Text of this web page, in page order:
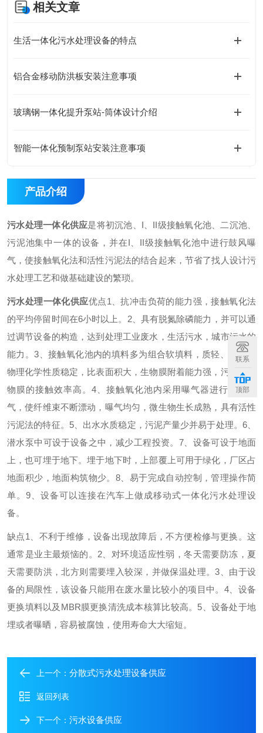
相关文章
生活一体化污水处理设备的特点
铝合金移动防洪板安装注意事项
玻璃钢一体化提升泵站-筒体设计介绍
智能一体化预制泵站安装注意事项
产品介绍
污水处理一体化供应是将初沉池、I、II级接触氧化池、二沉池、
污泥池集中一体的设备，并在I、II级接触氧化池中进行鼓风曝
气，使接触氧化法和活性污泥法的结合起来，节省了找人设计污
水处理工艺和做基础建设的繁琐。
污水处理一体化供应优点1、抗冲击负荷的能力强，接触氧化法
的平均停留时间在6小时以上。 2、具有脱氮除磷能力，并可以通
过调节设备的构造，达到处理工业废水，生活污水，城市污水的
能力。3、接触氧化池内的填料多为组合软填料，质轻、高强、
物理化学性质稳定，比表面积大，生物膜附着能力强，污水与生
物膜的接触效率高。 4、接触氧化池内采用曝气器进行鼓风曝
气，使纤维束不断漂动，曝气均匀，微生物生长成熟，具有活性
污泥法的特征。 5、出水水质稳定，污泥产量少并易于处理。 6、
潜水泵中可设于设备之中，减少工程投资。 7、设备可设于地面
上，也可埋于地下。埋于地下时，上部覆上可用于绿化，厂区占
地面积少，地面构筑物少。 8、易于完成自动控制，管理操作简
单。 9、设备可以连接在汽车上做成移动式一体化污水处理设
备。
缺点1、不利于维修，设备出现故障后，不方便检修与更换。这
通常是业主最烦恼的。 2、对环境适应性弱，冬天需要防冻，夏
天需要防洪，北方则需要埋入较深，并做保温处理。3、由于设
备的局限性，该设备只能用在废水量比较小的项目中。 4、设备
更换填料以及MBR膜更换清洗成本核算比较高。 5、设备处于地
埋或者曝晒，容易被腐蚀，使用寿命大大缩短。
上一个： 分散式污水处理设备供应
返回列表
下一个： 污水设备供应
联系
顶部